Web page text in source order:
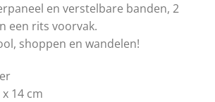
en verstelbare banden, 2
een rits voorvak.
shoppen en wandelen!
14 cm